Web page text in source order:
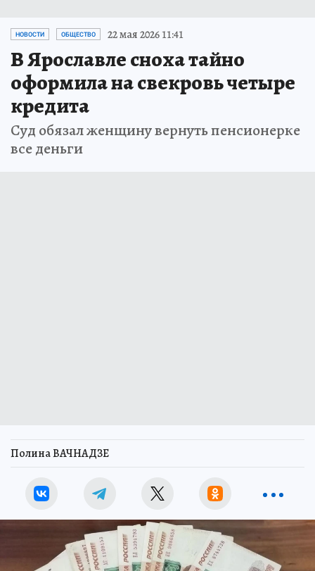
НОВОСТИ ОБЩЕСТВО 22 мая 2026 11:41
В Ярославле сноха тайно
оформила на свекровь четыре
кредита
Суд обязал женщину вернуть пенсионерке
все деньги
Полина ВАЧНАДЗЕ